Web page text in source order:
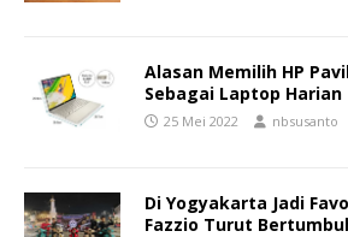
Alasan Memilih HP
Sebagai Laptop Harian
25 Mei 2022 nbsusanto
Di Yogyakarta Jadi
Fazzio Turut